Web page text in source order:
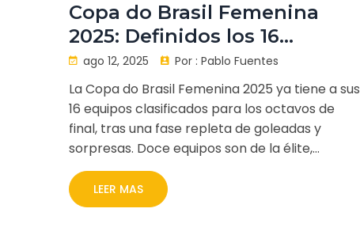
Copa do Brasil Femenina
2025: Definidos los 16
equipos que pasan a
octavos de final
ago 12, 2025 Por : Pablo Fuentes
La Copa do Brasil Femenina 2025 ya tiene a sus
16 equipos clasificados para los octavos de
final, tras una fase repleta de goleadas y
sorpresas. Doce equipos son de la élite,
reflejando el peso creciente del fútbol
femenino en Brasil. El sorteo ya se realizó y en
breve se conocerán los emparejamientos.
LEER MAS